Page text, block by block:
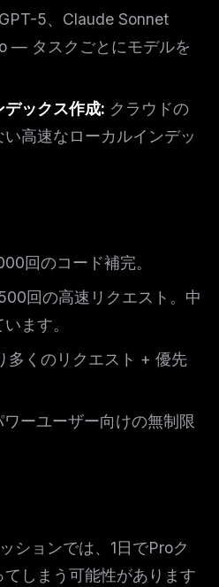
GPT-5、Claude Sonnet
— タスクごとにモデルを
デックス作成: クラウドの
高速なローカルインデッ
回のコード補完。
回の高速リクエスト。中
ます。
多くのリクエスト + 優先
ワーユーザー向けの無制限
ションでは、1日でProク
しまう可能性があります